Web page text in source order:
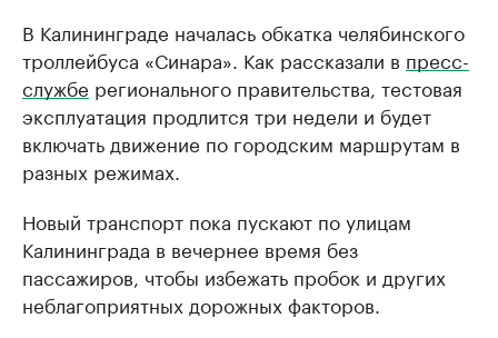
В Калининграде началась обкатка челябинского
троллейбуса «Синара». Как рассказали в пресс-
службе регионального правительства, тестовая
эксплуатация продлится три недели и будет
включать движение по городским маршрутам в
разных режимах.
Новый транспорт пока пускают по улицам
Калининграда в вечернее время без
пассажиров, чтобы избежать пробок и других
неблагоприятных дорожных факторов.